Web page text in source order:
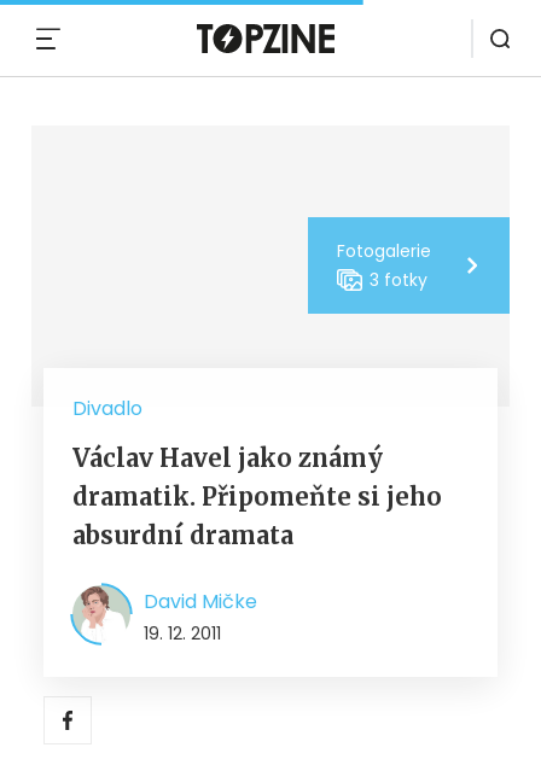
Fotogalerie
3 fotky
Divadlo
Václav Havel jako známý
dramatik. Připomeňte si jeho
absurdní dramata
David Mičke
19. 12. 2011